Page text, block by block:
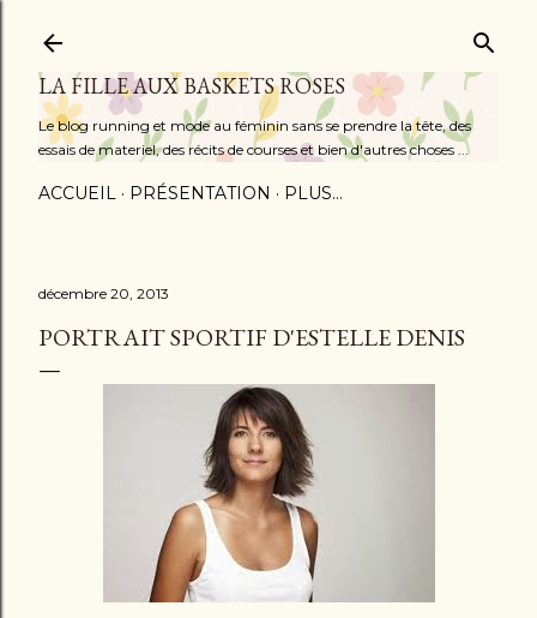
LA FILLE AUX BASKETS ROSES
Le blog running et mode au féminin sans se prendre la tête, des
essais de materiel, des récits de courses et bien d'autres choses ...
ACCUEIL PRÉSENTATION PLUS…
décembre 20, 2013
PORTRAIT SPORTIF D'ESTELLE DENIS